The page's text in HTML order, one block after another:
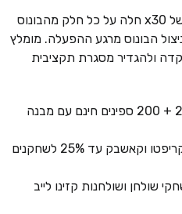
חשוב לשים לב שדרישת ההימור של x30 חלה על כל חלק מהבונוס
זמן של 3 ימים לניצול הבונוס מרגע ההפעלה. מומלץ
ולהגדיר מסגרת תקציבית
חבילת קבלת פנים עד 250% + 200 ספינים חינם עם מבנה
בונוסי רילוד שבועיים, בונוס קריפטו וקאשבק עד 25% לשחקנים
ושולחנות קזינו לייב